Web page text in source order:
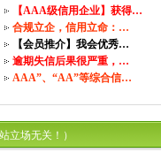
【AAA级信用企业】获得…
合规立企，信用立命：…
【会员推介】我会优秀…
逾期失信后果很严重，…
AAA”、“AA”等综合信…
立场无关！）